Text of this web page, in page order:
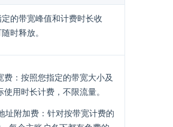
的带宽峰值和计费时长收
时释放。
费：按照您指定的带宽大小及
使用时长计费，不限流量。
址附加费：针对按带宽计费的